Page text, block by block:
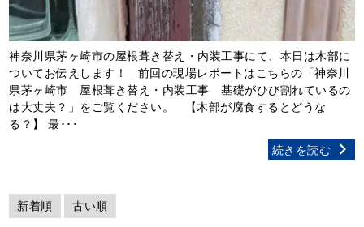
神奈川県茅ヶ崎市の屋根葺き替え・内装工事にて、本日は木部に
ついてお伝えします！ 前回の現場レポートはこちらの「神奈川
県茅ヶ崎市 屋根葺き替え・内装工事 基礎がひび割れているの
は大丈夫？」をご覧ください。 【木部が腐食するとどうな
る？】 最･･･
続きを読む
新着順 古い順